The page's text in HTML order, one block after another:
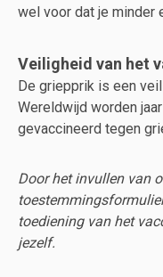
wel voor dat je minder
Veiligheid van het
De griepprik is een
Wereldwijd worden
gevaccineerd tegen
Door het invullen van
toediening van het
jezelf.